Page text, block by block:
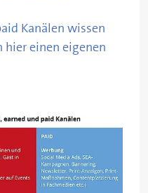
Kanälen wissen
einen eigenen